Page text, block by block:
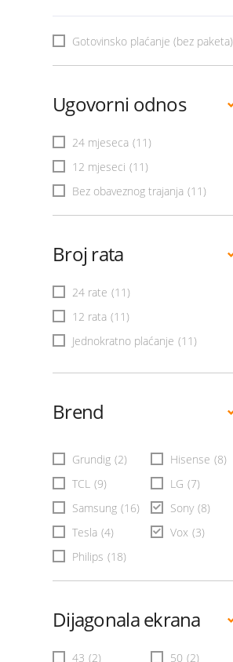
Gotovinsko plaćanje (bez paketa)
Ugovorni odnos
24 mjeseca (11)
12 mjeseci (11)
Bez obaveznog trajanja (11)
Broj rata
24 rate (11)
12 rata (11)
Jednokratno plaćanje (11)
Brend
Grundig (2) Hisense (8)
TCL (9) LG (7)
Samsung (16) Sony (8)
Tesla (4) Vox (3)
Philips (18)
Dijagonala ekrana
43 (2) 50 (2)